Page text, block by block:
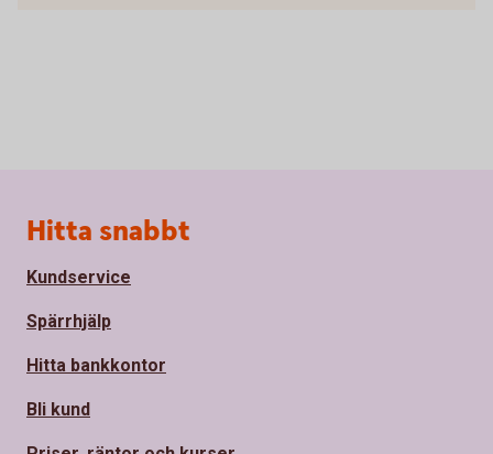
Sidfot
Hitta snabbt
Kundservice
Spärrhjälp
Hitta bankkontor
Bli kund